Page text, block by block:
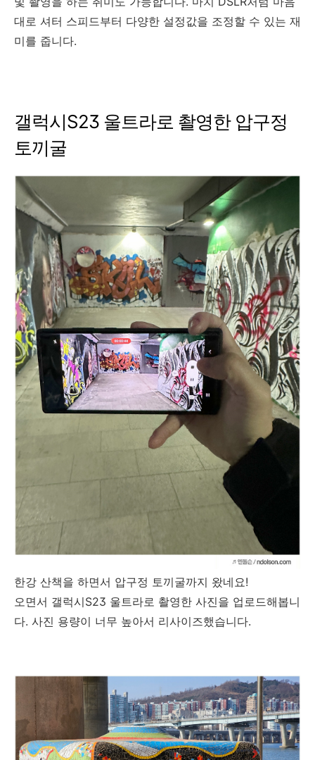
대로 셔터 스피드부터 다양한 설정값을 조정할 수 있는 재
미를 줍니다.
갤럭시S23 울트라로 촬영한 압구정
토끼굴
한강 산책을 하면서 압구정 토끼굴까지 왔네요!
오면서 갤럭시S23 울트라로 촬영한 사진을 업로드해봅니
다. 사진 용량이 너무 높아서 리사이즈했습니다.